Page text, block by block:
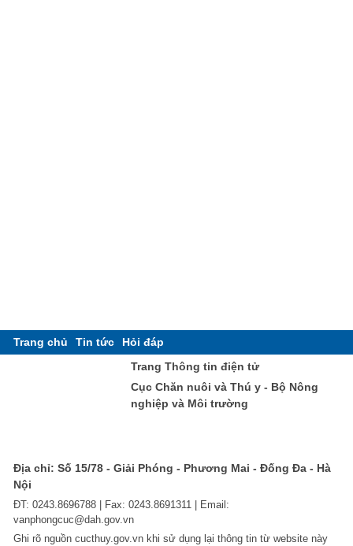
Trang chủ Tin tức
Hỏi đáp
Trang Thông tin điện tử
Cục Chăn nuôi và Thú y - Bộ Nông
nghiệp và Môi trường
Địa chỉ: Số 15/78 - Giải Phóng - Phương Mai - Đống Đa - Hà
Nội
ĐT: 0243.8696788 | Fax: 0243.8691311 | Email:
vanphongcuc@dah.gov.vn
Ghi rõ nguồn cucthuy.gov.vn khi sử dụng lại thông tin từ website này